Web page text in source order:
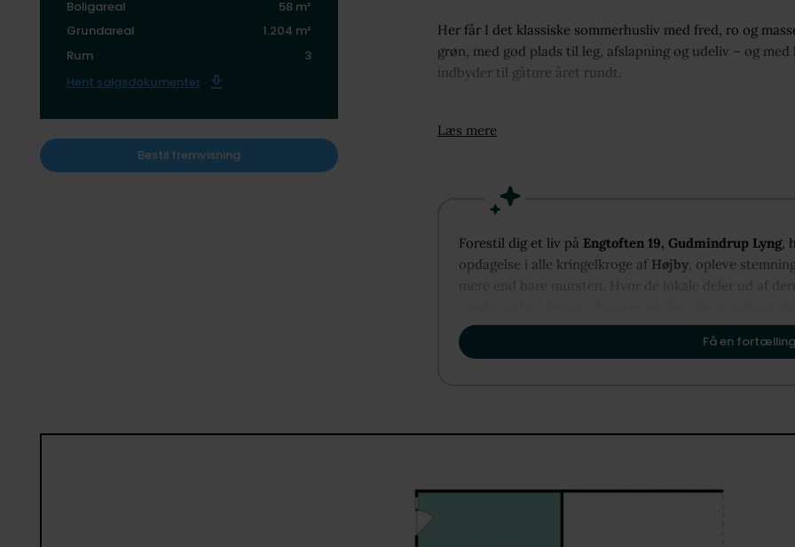
Boligareal
58 m²
Grundareal
1.204 m²
Rum
3
Hent salgsdokumenter
Bestil fremvisning
Her får I det klassiske sommerhusliv med fred, ro og
grøn, med god plads til leg, afslapning og udeliv – og
indbyder til gåture året rundt.
naturligt samlingspunkt for familie og gæster. Fra stuen
Herudover er der to værelser, samt et funktionelt
Udendørs finder I carport med udhus, som giver ekstra
bygning trænger til lidt kærlighed.
badestrande inden for kort afstand. Her er der rig
Læs mere
Forestil dig et liv på Engtoften 19, Gudmindrup Lyng,
opdagelse i alle kringelkroge af Højby, opleve
mere end bare mursten. Hvor de lokale deler ud af
og vi glæder os til at vise dig, hvordan Højby kan
Få en